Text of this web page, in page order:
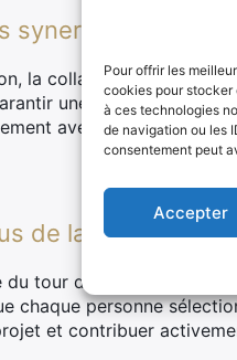
Pour offrir les
cookies pour stocker
à ces technologies
de navigation ou les
consentement peut
Accepter
synergies possibles
la collaboration, la
une dynamique
avec les autres
de la valeur
du tour de table doit
chaque personne
et contribuer